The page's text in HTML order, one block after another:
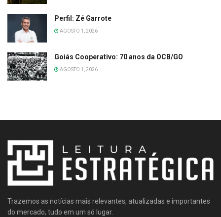
Perfil: Zé Garrote
AGOSTO 1, 2026
Goiás Cooperativo: 70 anos da OCB/GO
AGOSTO 1, 2026
Trazemos as notícias mais relevantes, atualizadas e importantes
do mercado, tudo em um só lugar.